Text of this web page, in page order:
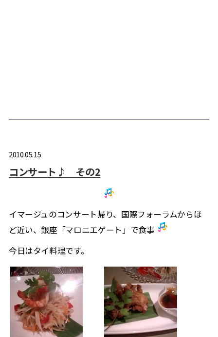
2010.05.15
コンサート♪ その2
イマージュのコンサート帰り、国際フォーラムからほ
ど近い、銀座「マロニエゲート」で食事
今日はタイ料理です。